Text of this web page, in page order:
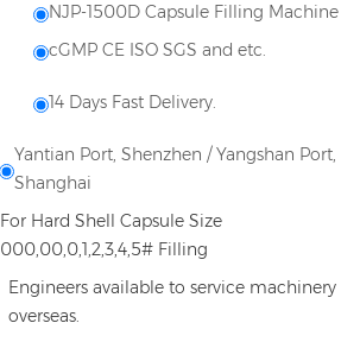
NJP-1500D Capsule Filling Machine
cGMP CE ISO SGS and etc.
14 Days Fast Delivery.
Yantian Port, Shenzhen / Yangshan Port,
Shanghai
For Hard Shell Capsule Size
000,00,0,1,2,3,4,5# Filling
Engineers available to service machinery
overseas.